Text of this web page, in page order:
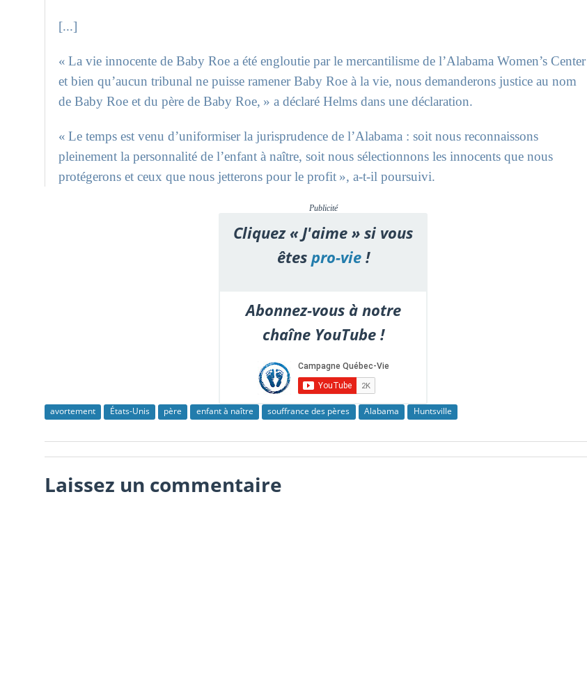
[...]
« La vie innocente de Baby Roe a été engloutie par le mercantilisme de l’Alabama Women’s Center
et bien qu’aucun tribunal ne puisse ramener Baby Roe à la vie, nous demanderons justice au nom
de Baby Roe et du père de Baby Roe, » a déclaré Helms dans une déclaration.
« Le temps est venu d’uniformiser la jurisprudence de l’Alabama : soit nous reconnaissons
pleinement la personnalité de l’enfant à naître, soit nous sélectionnons les innocents que nous
protégerons et ceux que nous jetterons pour le profit », a-t-il poursuivi.
Publicité
Cliquez « J'aime » si vous
êtespro-vie!
Abonnez-vous à notre
chaîne YouTube !
avortement États-Unis père enfant à naître souffrance des pères Alabama Huntsville
Laissez un commentaire